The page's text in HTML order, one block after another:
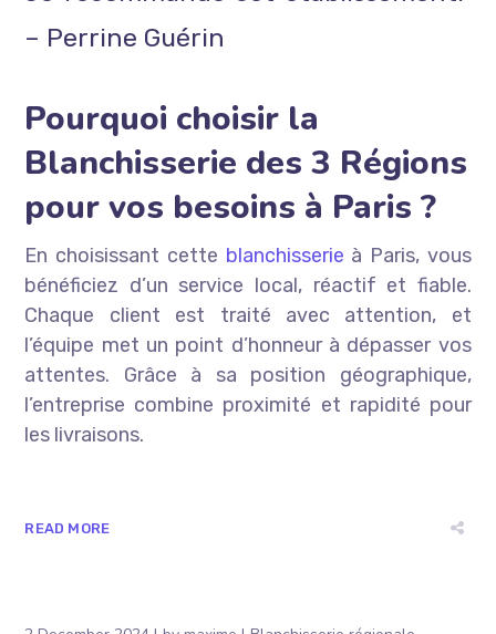
– Perrine Guérin
Pourquoi choisir la
Blanchisserie des 3 Régions
pour vos besoins à Paris ?
En choisissant cette blanchisserie à Paris, vous
bénéficiez d’un service local, réactif et fiable.
Chaque client est traité avec attention, et
l’équipe met un point d’honneur à dépasser vos
attentes. Grâce à sa position géographique,
l’entreprise combine proximité et rapidité pour
les livraisons.
READ MORE